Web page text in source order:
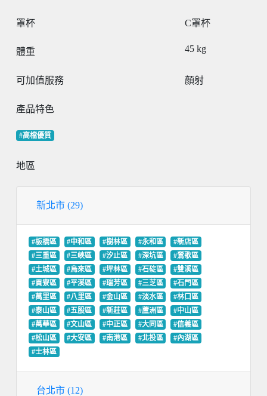
罩杯 C罩杯
體重 45 kg
可加值服務 顏射
產品特色
#高檔優質
地區
新北市 (29)
#板橋區 #中和區 #樹林區 #永和區
#新店區
#三重區
#三峽區 #汐止區 #深坑區
#鶯歌區
#土城區
#烏來區 #坪林區 #石碇區
#雙溪區
#貢寮區
#平溪區 #瑞芳區 #三芝區
#石門區
#萬里區
#八里區 #金山區 #淡水區
#林口區
#泰山區
#五股區 #新莊區 #蘆洲區
#中山區
#萬華區
#文山區 #中正區 #大同區
#信義區
#松山區
#大安區 #南港區 #北投區
#內湖區
#士林區
台北市 (12)